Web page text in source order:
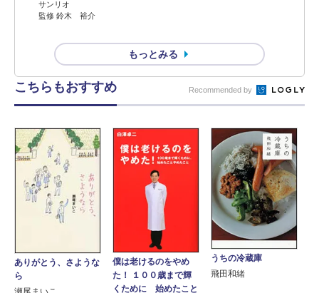
サンリオ
監修 鈴木 裕介
もっとみる
こちらもおすすめ Recommended by
ありがとう、さような
ら
僕は老けるのをやめ
た！ １００歳まで輝
くために 始めたこと
うちの冷蔵庫
飛田和緒